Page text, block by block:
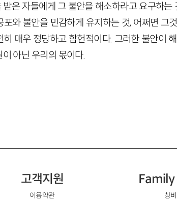
은 자들에게 그 불안을 해소하라고 요구하
포와 불안을 민감하게 유지하는 것, 어쩌면 그
매우 정당하고 합헌적이다. 그러한 불안이
아닌 우리의 몫이다.
고객지원
이용약관 창비